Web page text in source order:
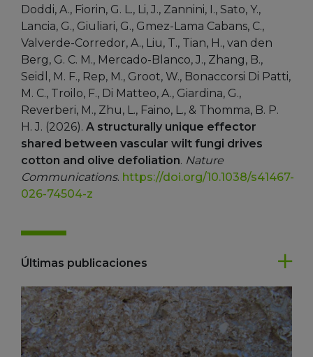
Doddi, A., Fiorin, G. L., Li, J., Zannini, I., Sato, Y.,
Lancia, G., Giuliari, G., Gmez-Lama Cabans, C.,
Valverde-Corredor, A., Liu, T., Tian, H., van den
Berg, G. C. M., Mercado-Blanco, J., Zhang, B.,
Seidl, M. F., Rep, M., Groot, W., Bonaccorsi Di Patti,
M. C., Troilo, F., Di Matteo, A., Giardina, G.,
Reverberi, M., Zhu, L., Faino, L., & Thomma, B. P.
H. J. (2026). A structurally unique effector
shared between vascular wilt fungi drives
cotton and olive defoliation. Nature
Communications. https://doi.org/10.1038/s41467-
026-74504-z
Últimas publicaciones